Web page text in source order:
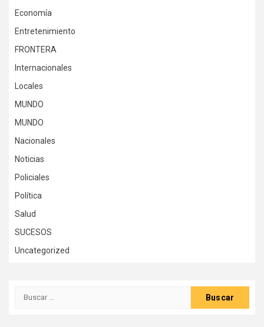
Economía
Entretenimiento
FRONTERA
Internacionales
Locales
MUNDO
MUNDO
Nacionales
Noticias
Policiales
Política
Salud
SUCESOS
Uncategorized
Buscar: